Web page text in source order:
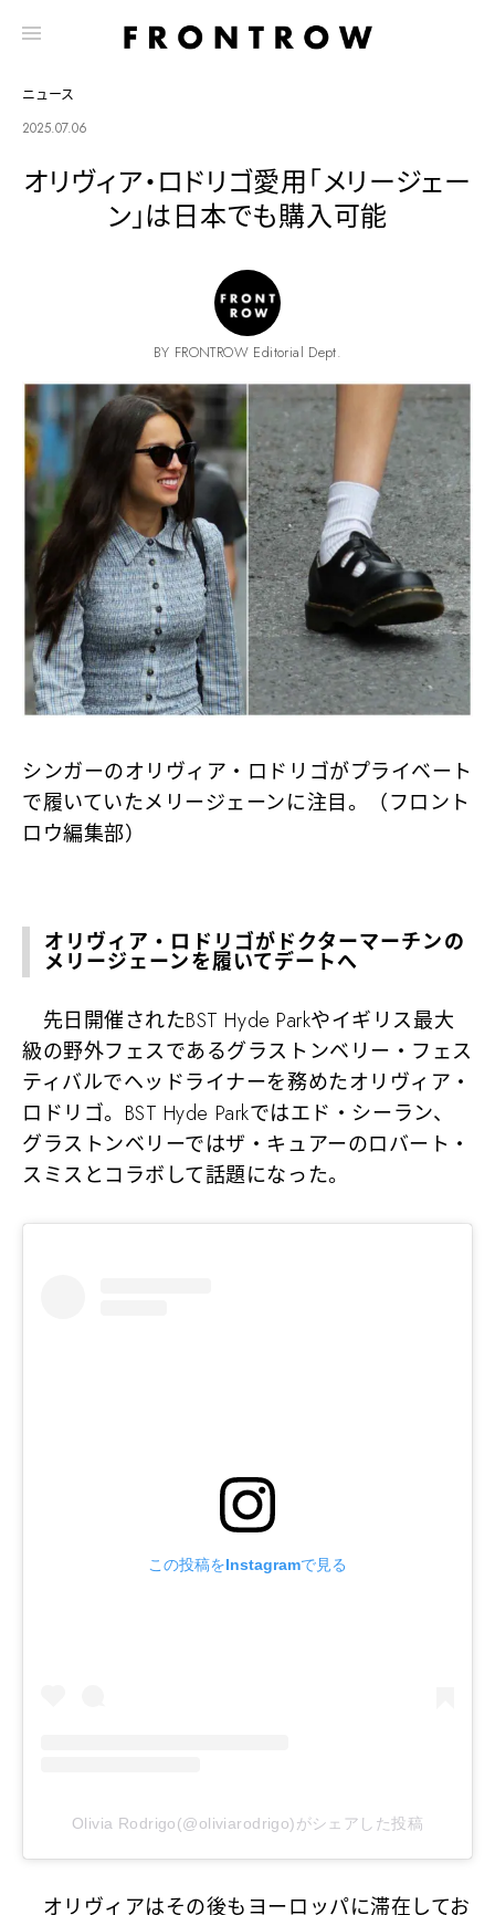
ニュース
2025.07.06
オリヴィア・ロドリゴ愛用「メリージェー
ン」は日本でも購入可能
BY FRONTROW Editorial Dept.
シンガーのオリヴィア・ロドリゴがプライベート
で履いていたメリージェーンに注目。（フロント
ロウ編集部）
オリヴィア・ロドリゴがドクターマーチンの
メリージェーンを履いてデートへ
先日開催されたBST Hyde Parkやイギリス最大
級の野外フェスであるグラストンベリー・フェス
ティバルでヘッドライナーを務めたオリヴィア・
ロドリゴ。BST Hyde Parkではエド・シーラン、
グラストンベリーではザ・キュアーのロバート・
スミスとコラボして話題になった。
この投稿をInstagramで見る
Olivia Rodrigo(@oliviarodrigo)がシェアした投稿
オリヴィアはその後もヨーロッパに滞在してお